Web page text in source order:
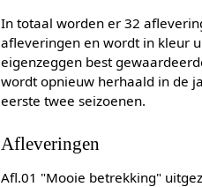
In totaal worden er 32
afleveringen en wordt in kleur
eigenzeggen best
wordt opnieuw herhaald in de
eerste twee seizoenen.
Afleveringen
Afl.01 "Mooie betrekking"